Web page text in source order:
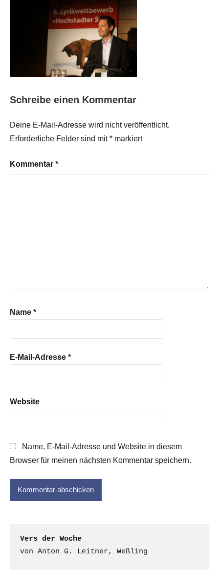
Schreibe einen Kommentar
Deine E-Mail-Adresse wird nicht veröffentlicht.
Erforderliche Felder sind mit* markiert
Kommentar *
Name *
E-Mail-Adresse *
Website
Name, E-Mail-Adresse und Website in diesem
Browser für meinen nächsten Kommentar speichern.
Vers der Woche